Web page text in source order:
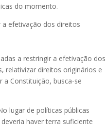
do momento.
a efetivação dos direitos
a restringir a efetivação dos
relativizar direitos originários e
Constituição, busca-se
lugar de políticas públicas
haver terra suficiente